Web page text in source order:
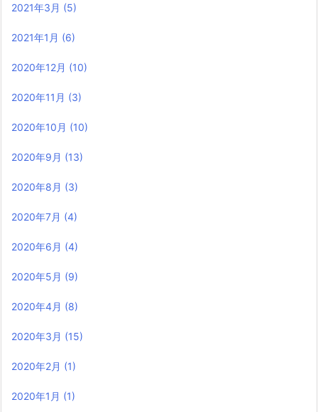
2021年3月 (5)
2021年1月 (6)
2020年12月 (10)
2020年11月 (3)
2020年10月 (10)
2020年9月 (13)
2020年8月 (3)
2020年7月 (4)
2020年6月 (4)
2020年5月 (9)
2020年4月 (8)
2020年3月 (15)
2020年2月 (1)
2020年1月 (1)